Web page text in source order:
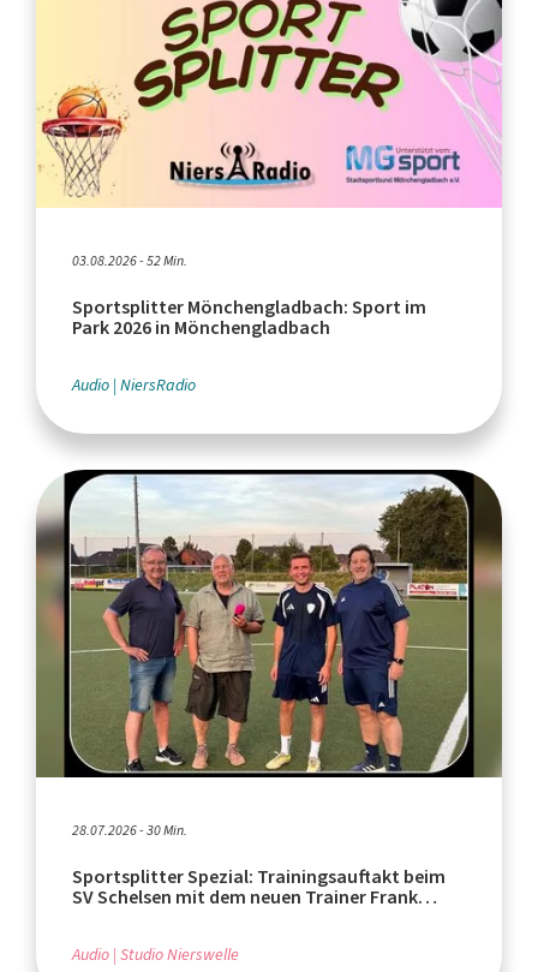
03.08.2026 - 52 Min.
Sportsplitter Mönchengladbach: Sport im
Park 2026 in Mönchengladbach
Audio NiersRadio
28.07.2026 - 30 Min.
Sportsplitter Spezial: Trainingsauftakt beim
SV Schelsen mit dem neuen Trainer Frank
Audio Studio Nierswelle